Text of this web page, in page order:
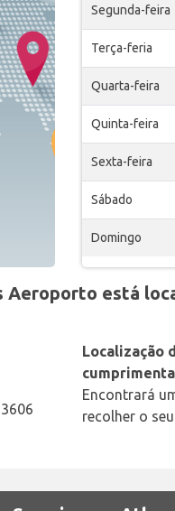
Segunda-feira
Terça-feria
Quarta-feira
Quinta-feira
Sexta-feira
Sábado
Domingo
Aeroporto está
Localização
Encontrará
recolher o